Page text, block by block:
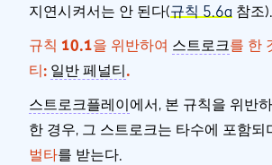
지연시켜서는 안 된다(규칙 5.6a 참조).
규칙 10.1을 위반하여 스트로크를 한
티: 일반 페널티.
스트로크플레이에서, 본 규칙을 위반
한 경우, 그 스트로크는 타수에 포함되
벌타를 받는다.